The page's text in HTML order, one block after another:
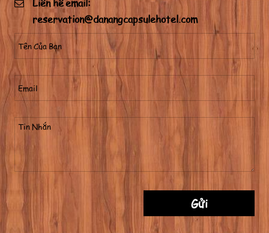
Liên hệ email:
reservation@danangcapsulehotel.com